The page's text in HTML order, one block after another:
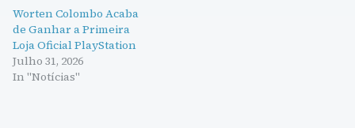
Worten Colombo Acaba
de Ganhar a Primeira
Loja Oficial PlayStation
Julho 31, 2026
In "Notícias"